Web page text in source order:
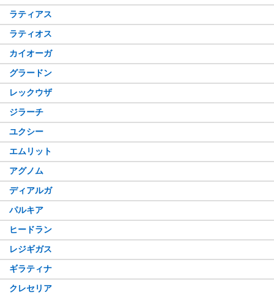
ラティアス
ラティオス
カイオーガ
グラードン
レックウザ
ジラーチ
ユクシー
エムリット
アグノム
ディアルガ
パルキア
ヒードラン
レジギガス
ギラティナ
クレセリア